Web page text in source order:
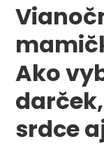
Ako
srdce